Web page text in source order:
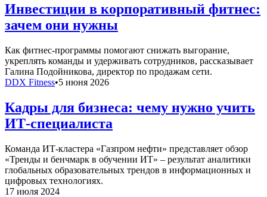
Инвестиции в корпоративный фитнес:
зачем они нужны
Как фитнес-программы помогают снижать выгорание,
укреплять команды и удерживать сотрудников, рассказывает
Галина Подойникова, директор по продажам сети.
DDX Fitness•5 июня 2026
Кадры для бизнеса: чему нужно учить
ИТ-специалиста
Команда ИТ-кластера «Газпром нефти» представляет обзор
«Тренды и бенчмарк в обучении ИТ» – результат аналитики
глобальных образовательных трендов в информационных и
цифровых технологиях.
17 июля 2024